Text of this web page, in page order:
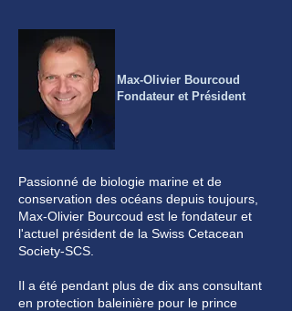
Max-Olivier Bourcoud
Fondateur et Président
Passionné de biologie marine et de
conservation des océans depuis toujours,
Max-Olivier Bourcoud est le fondateur et
l'actuel président de la Swiss Cetacean
Society-SCS.
Il a été pendant plus de dix ans consultant
en protection baleinière pour le prince